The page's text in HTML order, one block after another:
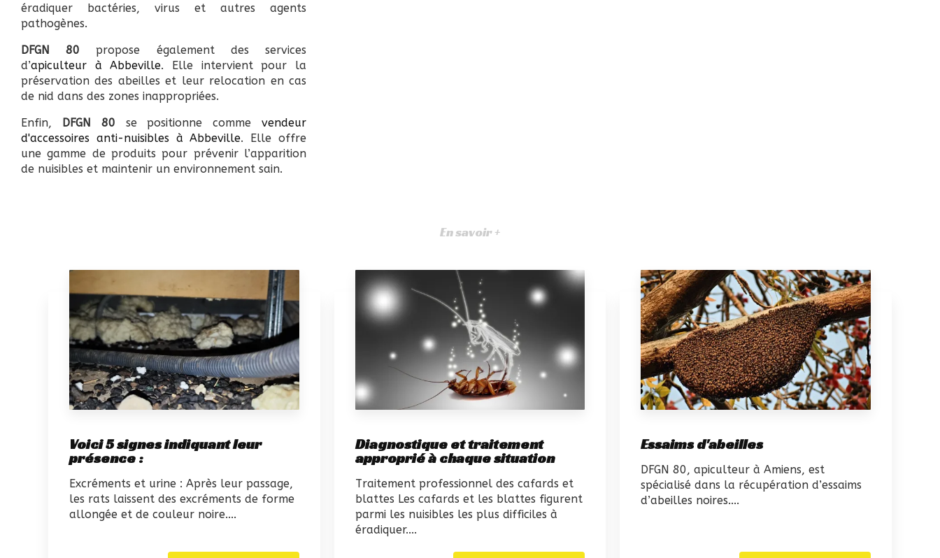
éradiquer bactéries, virus et autres agents
pathogènes.
DFGN 80 propose également des services
d’apiculteur à Abbeville. Elle intervient pour la
préservation des abeilles et leur relocation en cas
de nid dans des zones inappropriées.
Enfin, DFGN 80 se positionne commevendeur
d'accessoires anti-nuisibles à Abbeville. Elle offre
une gamme de produits pour prévenir l’apparition
de nuisibles et maintenir un environnement sain.
En savoir +
Voici 5 signes indiquant leur
présence :
Excréments et urine : Après leur passage,
les rats laissent des excréments de forme
allongée et de couleur noire....
Diagnostique et traitement
approprié à chaque situation
Traitement professionnel des cafards et
blattes Les cafards et les blattes figurent
parmi les nuisibles les plus difficiles à
éradiquer....
Essaims d'abeilles
DFGN 80, apiculteur à Amiens, est
spécialisé dans la récupération d’essaims
d’abeilles noires....